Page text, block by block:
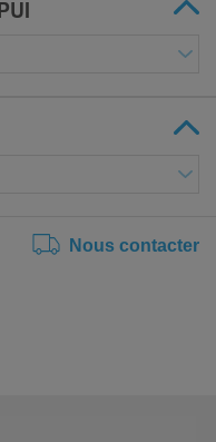
Nous contacter